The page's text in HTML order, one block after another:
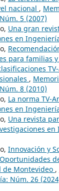
nacional ,
5 (2007)
Una gran
en
para familias
,
8 (2010)
La norma TV-
en
Una revista
Innovación y
de Montevideo ,
Núm. 26